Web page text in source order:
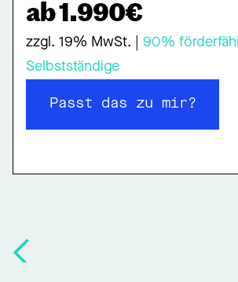
ab 1.990€
zzgl. 19% MwSt. | 90%
Selbstständige
Passt das zu mir?